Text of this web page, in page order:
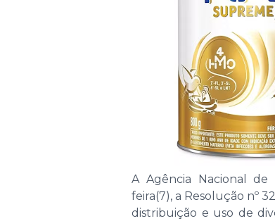
A Agência Nacional de
feira(7), a Resolução nº
distribuição e uso de